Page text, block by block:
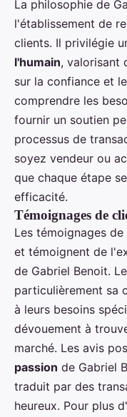
La philosophie de
l'établissement de
clients. Il privilégie
l'humain, valorisant
sur la confiance et
comprendre les
fournir un soutien
processus de
soyez vendeur ou
que chaque étape
efficacité.
Témoignages de
Les témoignages
et témoignent de
de Gabriel Benoit.
particulièrement sa
à leurs besoins
dévouement à
marché. Les avis
passion de Gabriel
traduit par des
heureux. Pour plus